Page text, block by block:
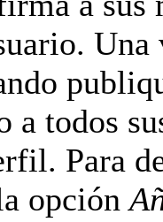
a todos
Para
opción